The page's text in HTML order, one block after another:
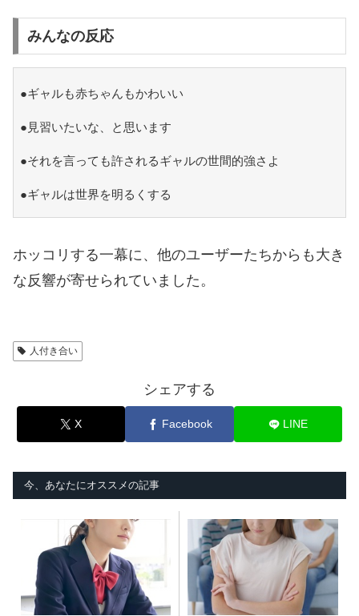
みんなの反応
●ギャルも赤ちゃんもかわいい
●見習いたいな、と思います
●それを言っても許されるギャルの世間的強さよ
●ギャルは世界を明るくする
ホッコリする一幕に、他のユーザーたちからも大き
な反響が寄せられていました。
人付き合い
シェアする
X Facebook LINE
今、あなたにオススメの記事